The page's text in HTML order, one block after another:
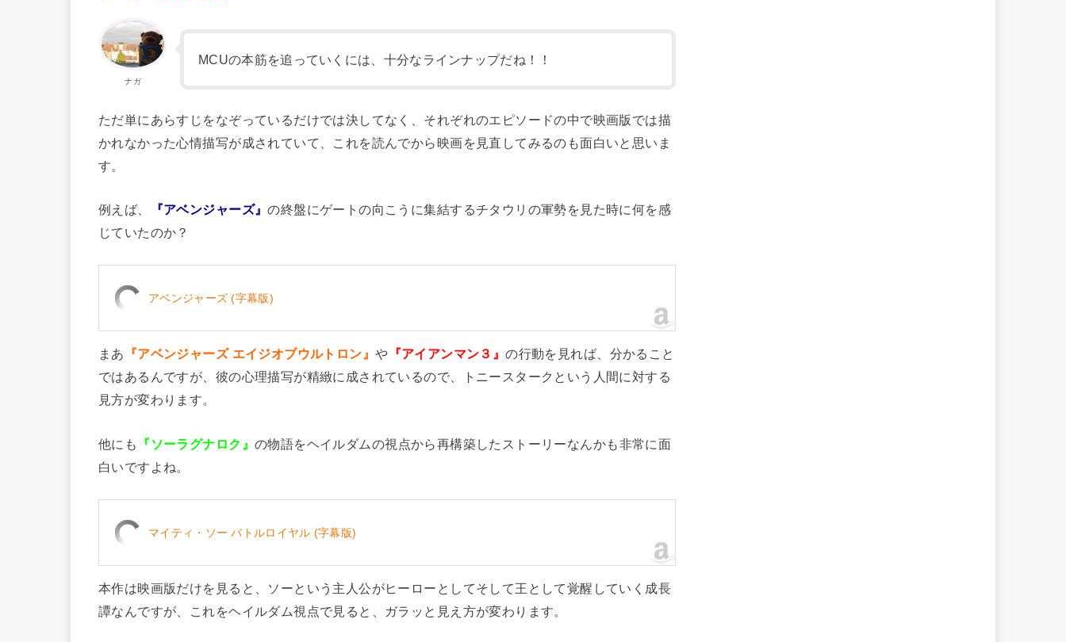
ナガ
MCUの本筋を追っていくには、十分なラインナップだね！！
ただ単にあらすじをなぞっているだけでは決してなく、それぞれのエピソードの中で映画版では描
かれなかった心情描写が成されていて、これを読んでから映画を見直してみるのも面白いと思いま
す。
例えば、 『アベンジャーズ』の終盤にゲートの向こうに集結するチタウリの軍勢を見た時に何を感
じていたのか？
アベンジャーズ (字幕版)
まあ 『アベンジャーズ エイジオブウルトロン』や 『アイアンマン３』の行動を見れば、分かること
ではあるんですが、彼の心理描写が精緻に成されているので、トニースタークという人間に対する
見方が変わります。
他にも 『ソーラグナロク』 の物語をヘイルダムの視点から再構築したストーリーなんかも非常に面
白いですよね。
マイティ・ソー バトルロイヤル (字幕版)
本作は映画版だけを見ると、ソーという主人公がヒーローとしてそして王として覚醒していく成長
譚なんですが、これをヘイルダム視点で見ると、ガラッと見え方が変わります。